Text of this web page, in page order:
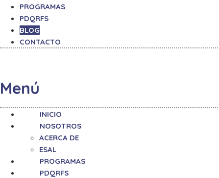
PROGRAMAS
PDQRFS
BLOG
CONTACTO
Menú
INICIO
NOSOTROS
ACERCA DE
ESAL
PROGRAMAS
PDQRFS